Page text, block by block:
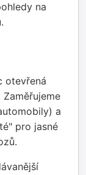
na
otevřená
a
pro jasné